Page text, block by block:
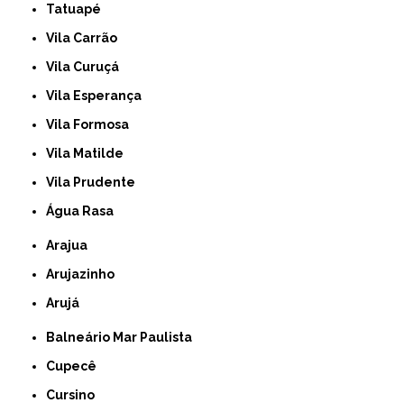
Tatuapé
Vila Carrão
Vila Curuçá
Vila Esperança
Vila Formosa
Vila Matilde
Vila Prudente
Água Rasa
Arajua
Arujazinho
Arujá
Balneário Mar Paulista
Cupecê
Cursino